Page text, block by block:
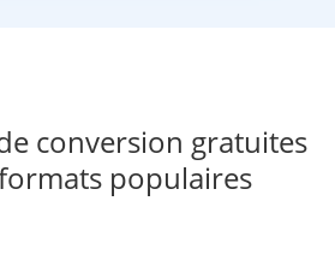
conversion gratuites
populaires